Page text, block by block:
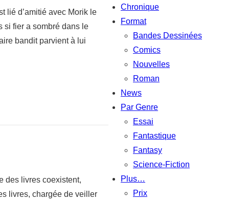
lié d’amitié avec Morik le
si fier a sombré dans le
bandit parvient à lui
des livres coexistent,
livres, chargée de veiller
Chronique
Format
Bandes Dessinées
Comics
Nouvelles
Roman
News
Par Genre
Essai
Fantastique
Fantasy
Science-Fiction
Plus…
Prix